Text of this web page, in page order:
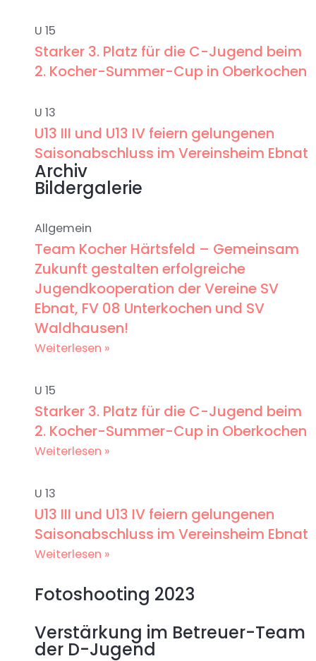
U 15
Starker 3. Platz für die C-Jugend beim
2. Kocher-Summer-Cup in Oberkochen
U 13
U13 III und U13 IV feiern gelungenen
Saisonabschluss im Vereinsheim Ebnat
Archiv
Bildergalerie
Allgemein
Team Kocher Härtsfeld – Gemeinsam
Zukunft gestalten erfolgreiche
Jugendkooperation der Vereine SV
Ebnat, FV 08 Unterkochen und SV
Waldhausen!
Weiterlesen »
U 15
Starker 3. Platz für die C-Jugend beim
2. Kocher-Summer-Cup in Oberkochen
Weiterlesen »
U 13
U13 III und U13 IV feiern gelungenen
Saisonabschluss im Vereinsheim Ebnat
Weiterlesen »
Fotoshooting 2023
Verstärkung im Betreuer-Team
der D-Jugend